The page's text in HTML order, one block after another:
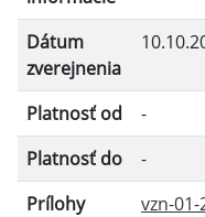
Dátum
zverejnenia
Platnosť od
-
Platnosť do
-
Prílohy
vzn-